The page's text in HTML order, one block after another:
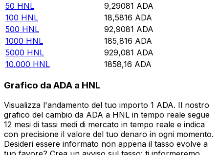
50 HNL 9,29081 ADA
100 HNL 18,5816 ADA
500 HNL 92,9081 ADA
1000 HNL 185,816 ADA
5000 HNL 929,081 ADA
10.000 HNL 1858,16 ADA
Grafico da ADA a HNL
Visualizza l'andamento del tuo importo 1 ADA. Il nostro
grafico del cambio da ADA a HNL in tempo reale segue
12 mesi di tassi medi di mercato in tempo reale e indica
con precisione il valore del tuo denaro in ogni momento.
Desideri essere informato non appena il tasso evolve a